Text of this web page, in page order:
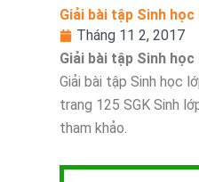
Giải bài tập Sinh
Tháng 11 2, 2017
Giải bài tập Sinh
Giải bài tập Sinh học
trang 125 SGK Sinh
tham khảo.